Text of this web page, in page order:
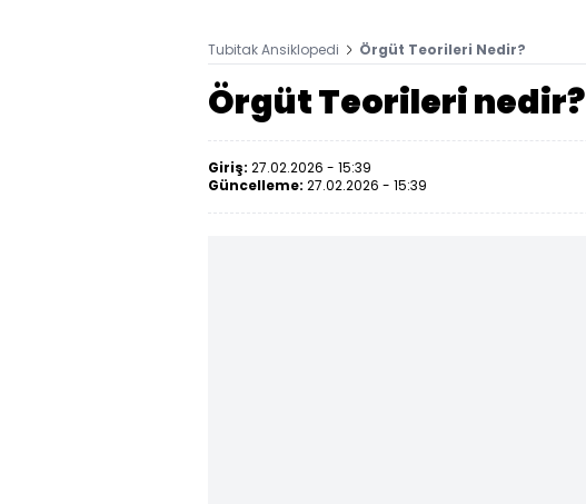
Tubitak Ansiklopedi Örgüt Teorileri Nedir?
Örgüt Teorileri nedir?
Giriş: 27.02.2026 - 15:39
Güncelleme: 27.02.2026 - 15:39